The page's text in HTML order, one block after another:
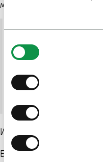
молчание и идет на
И сказал еще Бог
Израилевым: Господь,
вам. Вот имя Мое
Исход, 3:15
Бог по-прежнему не